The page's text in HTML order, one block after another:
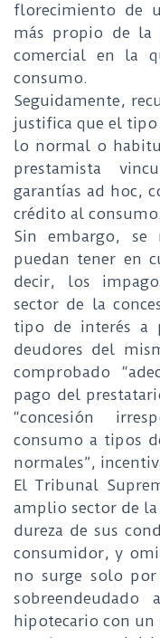
florecimiento de
más propio de la
comercial en la
consumo.
Seguidamente,
justifica que el tipo
lo normal o
prestamista
garantías ad hoc,
crédito al
Sin embargo, se
puedan tener en
decir, los
sector de la
tipo de interés a
deudores del
comprobado
pago del
“concesión
consumo a tipos
normales”,
El Tribunal
amplio sector de
dureza de sus
consumidor, y
no surge solo
hipotecario con un